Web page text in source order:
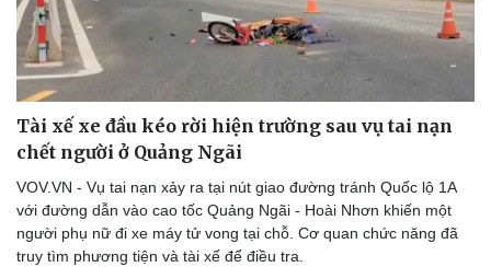
Tài xế xe đầu kéo rời hiện trường sau vụ tai nạn
chết người ở Quảng Ngãi
VOV.VN - Vụ tai nạn xảy ra tại nút giao đường tránh Quốc lộ 1A
với đường dẫn vào cao tốc Quảng Ngãi - Hoài Nhơn khiến một
người phụ nữ đi xe máy tử vong tại chỗ. Cơ quan chức năng đã
truy tìm phương tiện và tài xế để điều tra.